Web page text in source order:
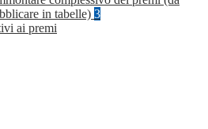
in tabelle) 3
ai premi